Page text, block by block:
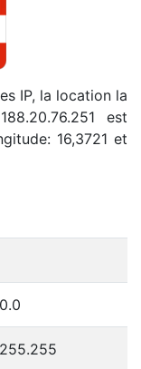
IP, la location la
est
16,3721 et